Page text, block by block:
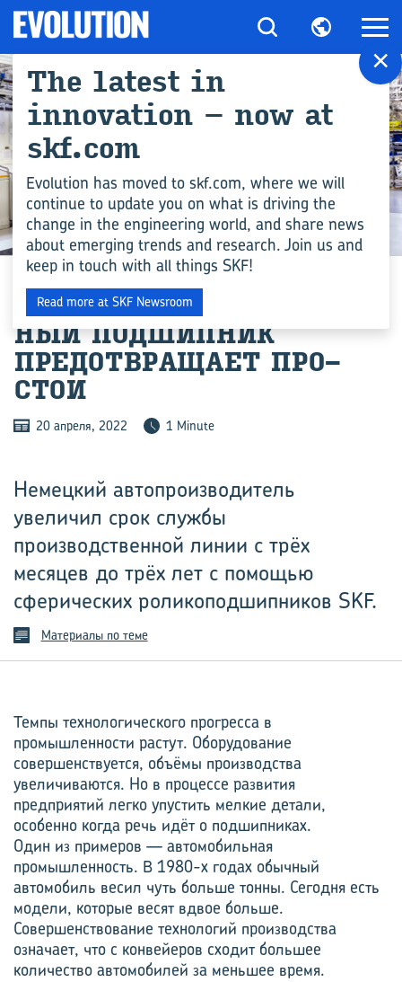
ПРОИЗВОДСТВО
ПРА­ВИЛЬ­НО ПО­ДО­БРАН­
НЫЙ ПОД­ШИП­НИК
ПРЕДОТ­ВРА­ЩА­ЕТ ПРО­
СТОИ
20 апреля, 2022 1 Minute
Немецкий автопроизводитель
увеличил срок службы
производственной линии с трёх
месяцев до трёх лет с помощью
сферических роликоподшипников SKF.
Материалы по теме
Темпы технологического прогресса в
промышленности растут. Оборудование
совершенствуется, объёмы производства
увеличиваются. Но в процессе развития
предприятий легко упустить мелкие детали,
особенно когда речь идёт о подшипниках.
Один из примеров — автомобильная
промышленность. В 1980-х годах обычный
автомобиль весил чуть больше тонны. Сегодня есть
модели, которые весят вдвое больше.
Совершенствование технологий производства
означает, что с конвейеров сходит большее
количество автомобилей за меньшее время.
×
The latest in
innovation – now at
skf.com
Evolution has moved to skf.com, where we will
continue to update you on what is driving the
change in the engineering world, and share news
about emerging trends and research. Join us and
keep in touch with all things SKF!
Read more at SKF Newsroom